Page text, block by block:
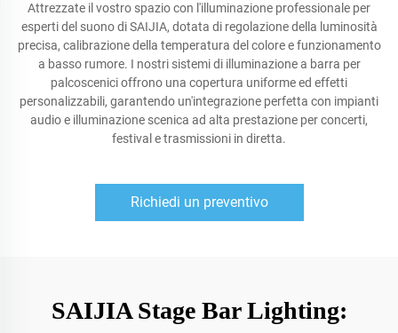
Attrezzate il vostro spazio con l'illuminazione professionale per
esperti del suono di SAIJIA, dotata di regolazione della luminosità
precisa, calibrazione della temperatura del colore e funzionamento
a basso rumore. I nostri sistemi di illuminazione a barra per
palcoscenici offrono una copertura uniforme ed effetti
personalizzabili, garantendo un'integrazione perfetta con impianti
audio e illuminazione scenica ad alta prestazione per concerti,
festival e trasmissioni in diretta.
Richiedi un preventivo
SAIJIA Stage Bar Lighting: